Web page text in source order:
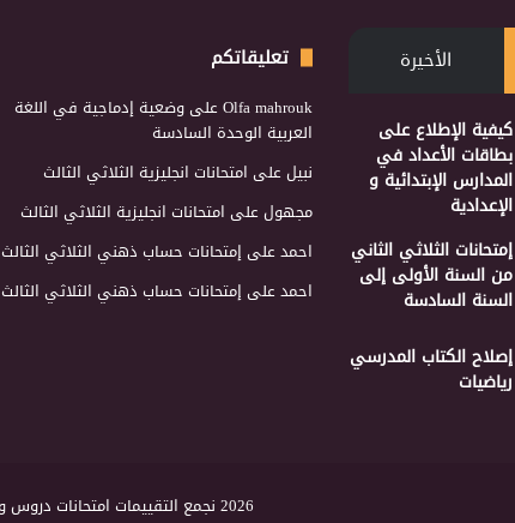
الأخيرة
كيفية الإطلاع على
بطاقات الأعداد في
المدارس الإبتدائية و
الإعدادية
إمتحانات الثلاثي الثاني
من السنة الأولى إلى
السنة السادسة
إصلاح الكتاب المدرسي
رياضيات
تعليقاتكم
Olfa mahroukعلىوضعية إدماجية في اللغة
العربية الوحدة السادسة
نبيلعلى امتحانات انجليزية الثلاثي الثالث
مجهولعلى امتحانات انجليزية الثلاثي الثالث
احمدعلى إمتحانات حساب ذهني الثلاثي الثالث
احمدعلى إمتحانات حساب ذهني الثلاثي الثالث
2026 نجمع التقييمات امتحانات دروس و تلاخيص لكل المستويات |